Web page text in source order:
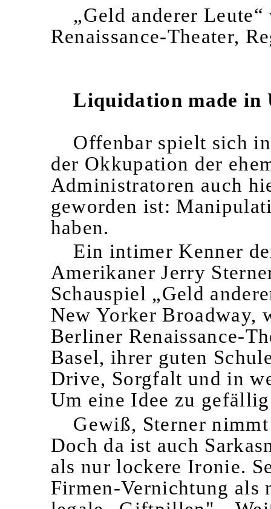
„Geld anderer
Renaissance-Theater,
Liquidation made in
Offenbar spielt sich
der Okkupation der
Administratoren auch
geworden ist:
haben.
Ein intimer Kenner
Amerikaner Jerry
Schauspiel „Geld
New Yorker Broadway,
Berliner Renaissance-
Basel, ihrer guten
Drive, Sorgfalt und in
Um eine Idee zu
Gewiß, Sterner
Doch da ist auch
als nur lockere Ironie.
Firmen-Vernichtung als